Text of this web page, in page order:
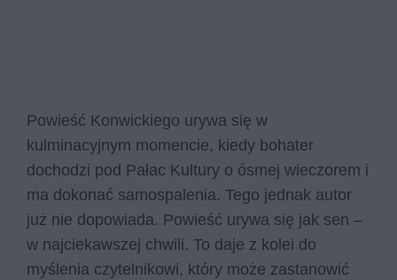
Powieść Konwickiego urywa się w
kulminacyjnym momencie, kiedy bohater
dochodzi pod Pałac Kultury o ósmej wieczorem i
ma dokonać samospalenia. Tego jednak autor
już nie dopowiada. Powieść urywa się jak sen –
w najciekawszej chwili. To daje z kolei do
myślenia czytelnikowi, który może zastanowić